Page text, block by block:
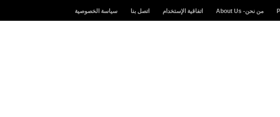
من نحن- About Us اتفاقية الإستخدام اتصل بنا سياسة الخصوصية